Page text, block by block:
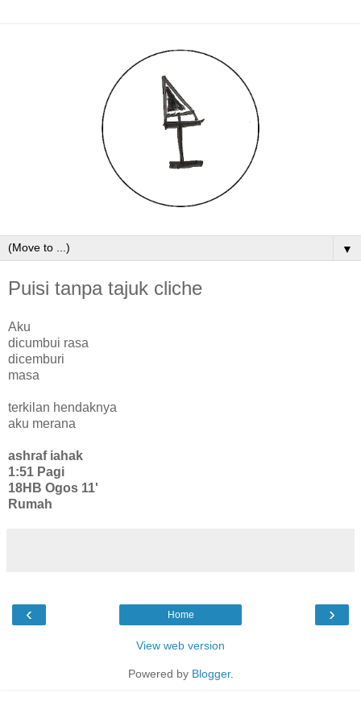
▼
Puisi tanpa tajuk cliche
Aku
dicumbui rasa
dicemburi
masa
terkilan hendaknya
aku merana
ashraf iahak
1:51 Pagi
18HB Ogos 11'
Rumah
‹ ›
Home
View web version
Powered by Blogger.